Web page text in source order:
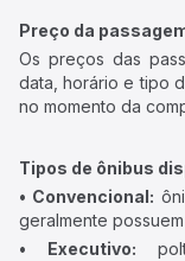
Preço da
Os preços das
data, horário e tipo
no momento da
Tipos de ônibus
• Convencional:
geralmente
• Executivo: